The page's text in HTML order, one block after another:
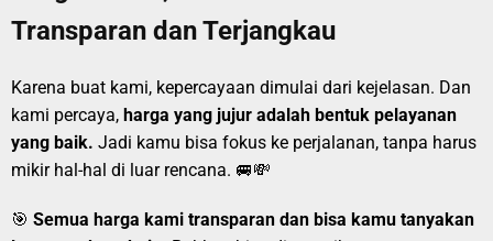
Transparan dan Terjangkau
Karena buat kami, kepercayaan dimulai dari kejelasan. Dan
kami percaya, harga yang jujur adalah bentuk pelayanan
yang baik. Jadi kamu bisa fokus ke perjalanan, tanpa harus
mikir hal-hal di luar rencana. 🚐💸
🎯 Semua harga kami transparan dan bisa kamu tanyakan